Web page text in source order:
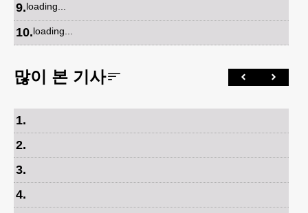
9.loading...
10.loading...
많이 본 기사
1.
2.
3.
4.